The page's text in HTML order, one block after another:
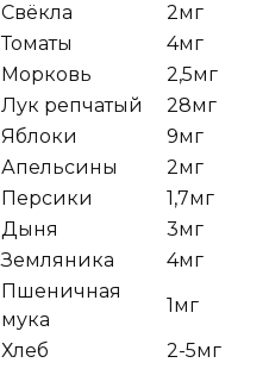
Свёкла
2мг
Томаты
4мг
Морковь
2,5мг
Лук репчатый
28мг
Яблоки
9мг
Апельсины
2мг
Персики
1,7мг
Дыня
3мг
Земляника
4мг
Пшеничная
мука
1мг
Хлеб
2-5мг